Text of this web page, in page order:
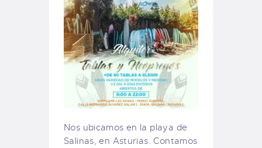
Nos ubicamos en la playa de
Salinas, en Asturias. Contamos